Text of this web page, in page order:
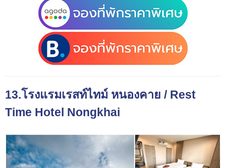
13.โรงแรมเรสท์ไทม์ หนองคาย / Rest
Time Hotel Nongkhai